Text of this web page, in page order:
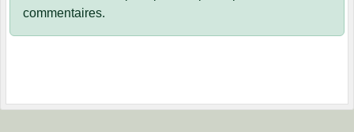
commentaires.